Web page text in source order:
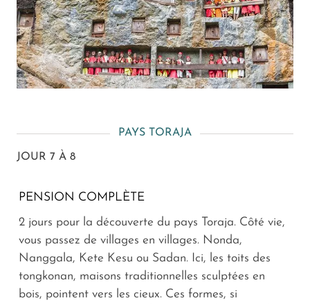
PAYS TORAJA
JOUR 7 À 8
PENSION COMPLÈTE
2 jours pour la découverte du pays Toraja. Côté vie,
vous passez de villages en villages. Nonda,
Nanggala, Kete Kesu ou Sadan. Ici, les toits des
tongkonan, maisons traditionnelles sculptées en
bois, pointent vers les cieux. Ces formes, si